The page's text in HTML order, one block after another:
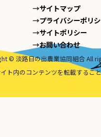
サイトマップ
プライバシーポリ
サイトポリシー
お問い合わせ
© 淡路日の出農業協同組合 All
ト内のコンテンツを転載するこ